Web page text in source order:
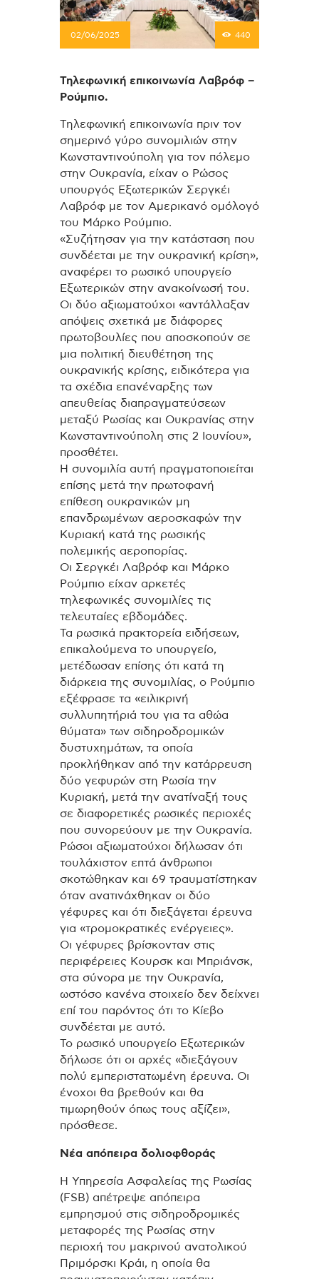
02/06/2025 440
Τηλεφωνική επικοινωνία Λαβρόφ –
Ρούμπιο.
Τηλεφωνική επικοινωνία πριν τον
σημερινό γύρο συνομιλιών στην
Κωνσταντινούπολη για τον πόλεμο
στην Ουκρανία, είχαν ο Ρώσος
υπουργός Εξωτερικών Σεργκέι
Λαβρόφ με τον Αμερικανό ομόλογό
του Μάρκο Ρούμπιο.
«Συζήτησαν για την κατάσταση που
συνδέεται με την ουκρανική κρίση»,
αναφέρει το ρωσικό υπουργείο
Εξωτερικών στην ανακοίνωσή του.
Οι δύο αξιωματούχοι «αντάλλαξαν
απόψεις σχετικά με διάφορες
πρωτοβουλίες που αποσκοπούν σε
μια πολιτική διευθέτηση της
ουκρανικής κρίσης, ειδικότερα για
τα σχέδια επανέναρξης των
απευθείας διαπραγματεύσεων
μεταξύ Ρωσίας και Ουκρανίας στην
Κωνσταντινούπολη στις 2 Ιουνίου»,
προσθέτει.
Η συνομιλία αυτή πραγματοποιείται
επίσης μετά την πρωτοφανή
επίθεση ουκρανικών μη
επανδρωμένων αεροσκαφών την
Κυριακή κατά της ρωσικής
πολεμικής αεροπορίας.
Οι Σεργκέι Λαβρόφ και Μάρκο
Ρούμπιο είχαν αρκετές
τηλεφωνικές συνομιλίες τις
τελευταίες εβδομάδες.
Τα ρωσικά πρακτορεία ειδήσεων,
επικαλούμενα το υπουργείο,
μετέδωσαν επίσης ότι κατά τη
διάρκεια της συνομιλίας, ο Ρούμπιο
εξέφρασε τα «ειλικρινή
συλλυπητήριά του για τα αθώα
θύματα» των σιδηροδρομικών
δυστυχημάτων, τα οποία
προκλήθηκαν από την κατάρρευση
δύο γεφυρών στη Ρωσία την
Κυριακή, μετά την ανατίναξή τους
σε διαφορετικές ρωσικές περιοχές
που συνορεύουν με την Ουκρανία.
Ρώσοι αξιωματούχοι δήλωσαν ότι
τουλάχιστον επτά άνθρωποι
σκοτώθηκαν και 69 τραυματίστηκαν
όταν ανατινάχθηκαν οι δύο
γέφυρες και ότι διεξάγεται έρευνα
για «τρομοκρατικές ενέργειες».
Οι γέφυρες βρίσκονταν στις
περιφέρειες Κουρσκ και Μπριάνσκ,
στα σύνορα με την Ουκρανία,
ωστόσο κανένα στοιχείο δεν δείχνει
επί του παρόντος ότι το Κίεβο
συνδέεται με αυτό.
Το ρωσικό υπουργείο Εξωτερικών
δήλωσε ότι οι αρχές «διεξάγουν
πολύ εμπεριστατωμένη έρευνα. Οι
ένοχοι θα βρεθούν και θα
τιμωρηθούν όπως τους αξίζει»,
πρόσθεσε.
Νέα απόπειρα δολιοφθοράς
Η Υπηρεσία Ασφαλείας της Ρωσίας
(FSB) απέτρεψε απόπειρα
εμπρησμού στις σιδηροδρομικές
μεταφορές της Ρωσίας στην
περιοχή του μακρινού ανατολικού
Πριμόρσκι Κράι, η οποία θα